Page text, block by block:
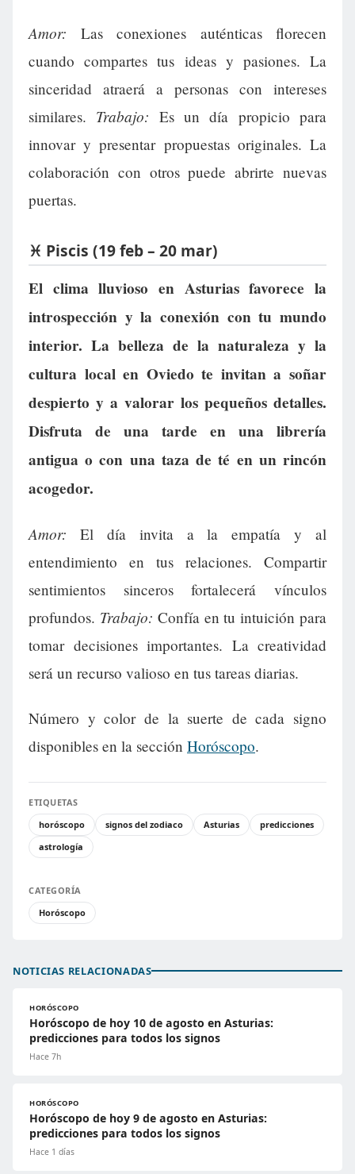
Amor: Las conexiones auténticas florecen
cuando compartes tus ideas y pasiones. La
sinceridad atraerá a personas con intereses
similares. Trabajo: Es un día propicio para
innovar y presentar propuestas originales. La
colaboración con otros puede abrirte nuevas
puertas.
♓ Piscis (19 feb – 20 mar)
El clima lluvioso en Asturias favorece la
introspección y la conexión con tu mundo
interior. La belleza de la naturaleza y la
cultura local en Oviedo te invitan a soñar
despierto y a valorar los pequeños detalles.
Disfruta de una tarde en una librería
antigua o con una taza de té en un rincón
acogedor.
Amor: El día invita a la empatía y al
entendimiento en tus relaciones. Compartir
sentimientos sinceros fortalecerá vínculos
profundos. Trabajo: Confía en tu intuición para
tomar decisiones importantes. La creatividad
será un recurso valioso en tus tareas diarias.
Número y color de la suerte de cada signo
disponibles en la sección Horóscopo.
ETIQUETAS
horóscopo
signos del zodiaco Asturias
predicciones
astrología
CATEGORÍA
Horóscopo
NOTICIAS RELACIONADAS
HORÓSCOPO
Horóscopo de hoy 10 de agosto en Asturias:
predicciones para todos los signos
Hace 7h
HORÓSCOPO
Horóscopo de hoy 9 de agosto en Asturias:
predicciones para todos los signos
Hace 1 días